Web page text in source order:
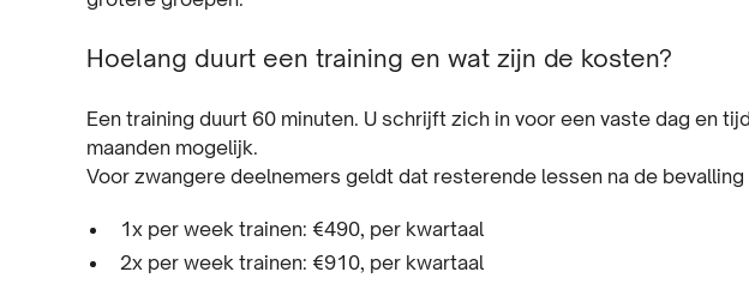
Hoelang duurt een training en wat zijn de kosten?
Een training duurt 60 minuten. U schrijft zich in voor een vaste dag en
maanden mogelijk.
Voor zwangere deelnemers geldt dat resterende lessen na de
1x per week trainen: €490, per kwartaal
2x per week trainen: €910, per kwartaal